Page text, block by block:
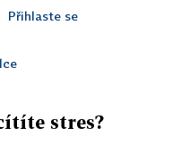
Přihlaste se
stres?